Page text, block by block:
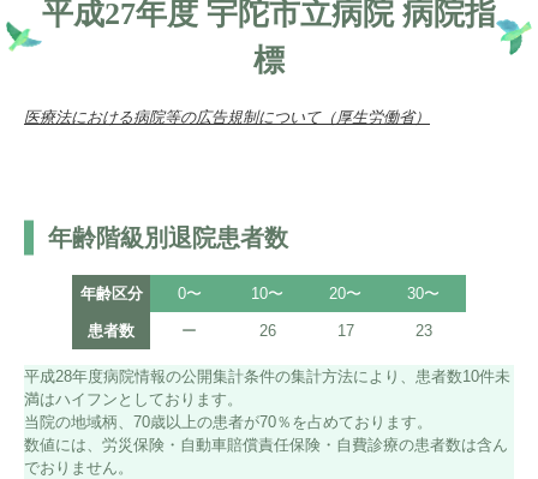
標準
小さく
大きく
院長のご挨拶
基本理念と行動指針
当院の期待職員像
施設概要
診療科目一覧
小児科
外科
産婦人科
整形外科
耳鼻咽喉科
宇陀市立病院の役割
宇陀けあネット
移動診療車（うだモバイルクリニック
UMC）
地域連携課のご案内
お問い合わせ
平成27年度 宇陀市立病院 病院指
標
医療法における病院等の広告規制について（厚生労働省）
年齢階級別退院患者数
年齢区分 0〜 10〜 20〜 30〜
患者数 ー 26 17 23
平成28年度病院情報の公開集計条件の集計方法により、患者数10件未
満はハイフンとしております。
当院の地域柄、70歳以上の患者が70％を占めております。
数値には、労災保険・自動車賠償責任保険・自費診療の患者数は含ん
でおりません。